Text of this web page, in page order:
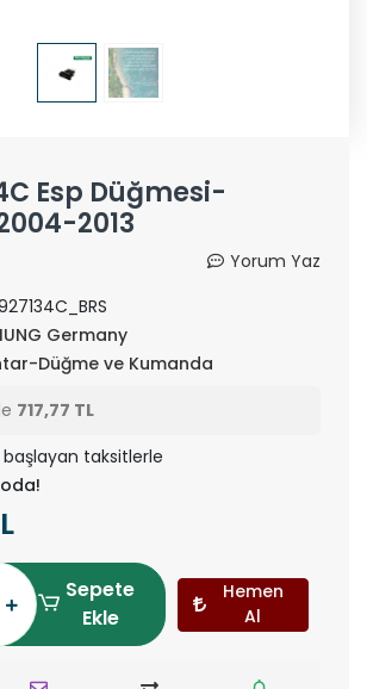
Esp Düğmesi-
2013
Yorum Yaz
Germany
Düğme ve Kumanda
717,77 TL
taksitlerle
Sepete
Ekle
Hemen
Al